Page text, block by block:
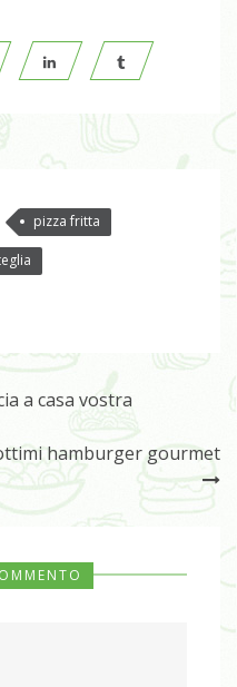
pizza fritta
a casa vostra
hamburger gourmet